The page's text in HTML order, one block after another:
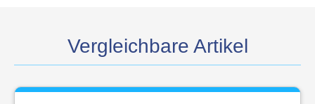
Vergleichbare Artikel